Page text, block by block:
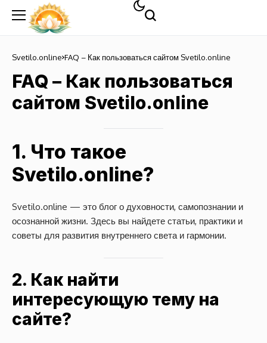
Svetilo.online FAQ – Как пользоваться сайтом Svetilo.online
FAQ – Как пользоваться
сайтом Svetilo.online
1. Что такое
Svetilo.online?
Svetilo.online — это блог о духовности, самопознании и
осознанной жизни. Здесь вы найдете статьи, практики и
советы для развития внутреннего света и гармонии.
2. Как найти
интересующую тему на
сайте?